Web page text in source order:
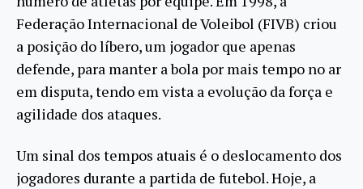
Federação Internacional de Voleibol (FIVB) criou
a posição do líbero, um jogador que apenas
defende, para manter a bola por mais tempo no ar
em disputa, tendo em vista a evolução da força e
agilidade dos ataques.
Um sinal dos tempos atuais é o deslocamento dos
jogadores durante a partida de futebol. Hoje, a